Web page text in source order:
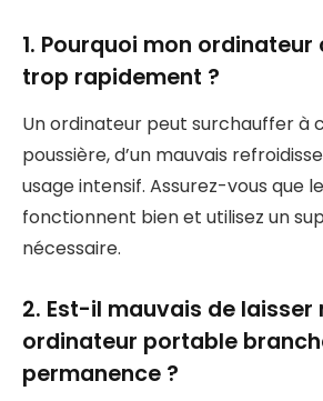
1. Pourquoi mon
trop rapidement ?
Un ordinateur peut surchauffer à
poussière, d’un mauvais
usage intensif. Assurez-vous que
fonctionnent bien et utilisez un
nécessaire.
2. Est-il mauvais de laisser
ordinateur portable
permanence ?